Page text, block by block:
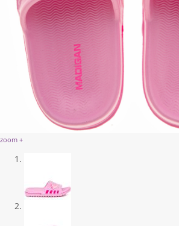
zoom +